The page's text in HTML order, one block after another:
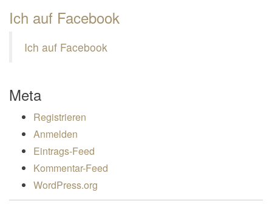
Ich auf Facebook
Ich auf Facebook
Meta
Registrieren
Anmelden
Eintrags-Feed
Kommentar-Feed
WordPress.org